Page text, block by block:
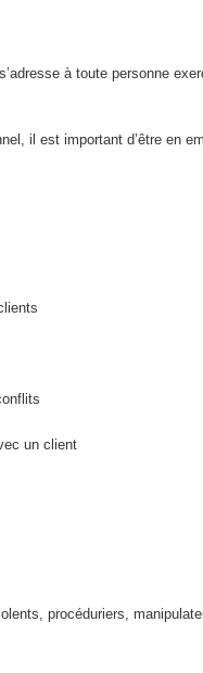
à toute personne
il est important d’être en
un client
procéduriers,